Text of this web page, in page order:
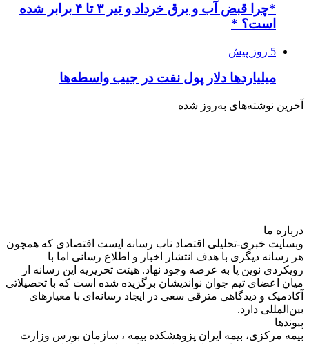
*چرا قبض آب و برق خرداد و تیر ۳ تا ۴ برابر شده
است؟ *
5 روز پیش
میلیاردها دلار پول نفت در جیب واسطه‌ها
آخرین نوشته‌های‌ به‌روز شده
درباره‌ ما
وبسایت خبری-تحلیلی اقتصاد ناب رسانه‌ ایست اقتصادی که همچون
هر رسانه دیگری با هدف انتشار اخبار و اطلاع رسانی اما با
رویکردی نوین پا به عرصه وجود نهاد. هیئت تحریریه این رسانه از
میان اعضای تیم جوان نواندیشان برگزیده شده است که با تحصیلاتی
آکادمیک و دیدگاهی‌ مترقی سعی در ایجاد رسانه‌ای با معیار‌های
بین‌المللی دارد.
پیوندها
بیمه مرکزی، بیمه ایران پزوهشکده بیمه ، سازمان بورس وزارت